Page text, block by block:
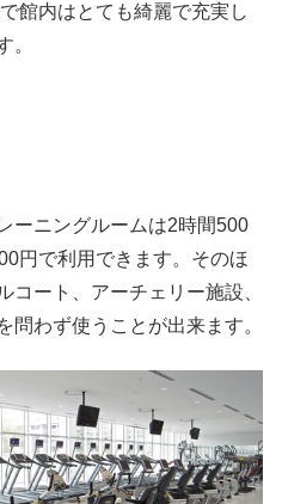
館内はとても綺麗で充実し
。
ーニングルームは2時間500
円で利用できます。そのほ
コート、アーチェリー施設、
問わず使うことが出来ます。